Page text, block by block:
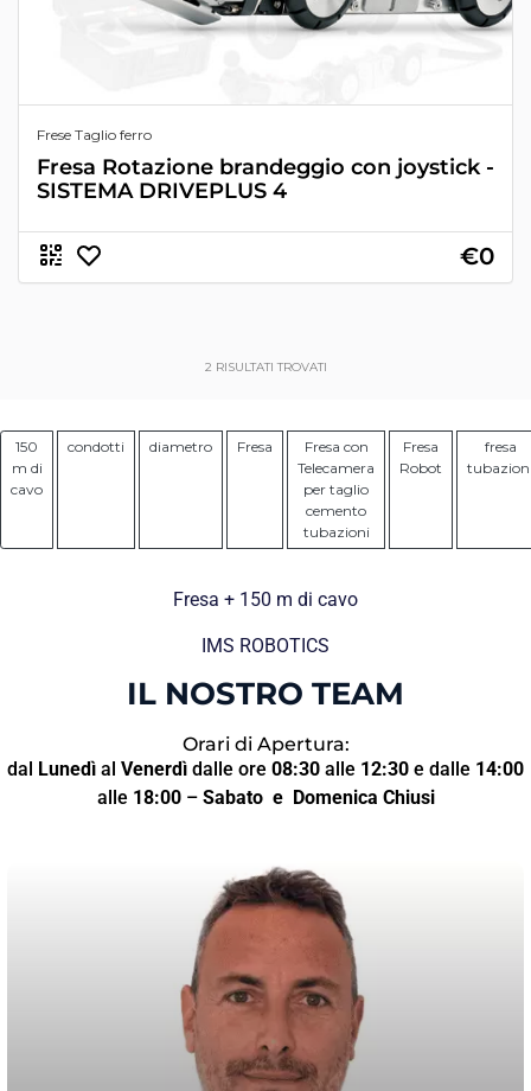
Frese Taglio ferro
Fresa Rotazione brandeggio con joystick -
SISTEMA DRIVEPLUS 4
€0
2 RISULTATI TROVATI
150
m di
cavo
condotti diametro Fresa
Fresa con
Telecamera
per taglio
cemento
tubazioni
Fresa
Robot
fresa
Fresa + 150 m di cavo
IMS ROBOTICS
IL NOSTRO TEAM
Orari di Apertura:
dal Lunedì al Venerdì dalle ore 08:30 alle 12:30 e dalle 14:00
alle 18:00– Sabato e Domenica Chiusi